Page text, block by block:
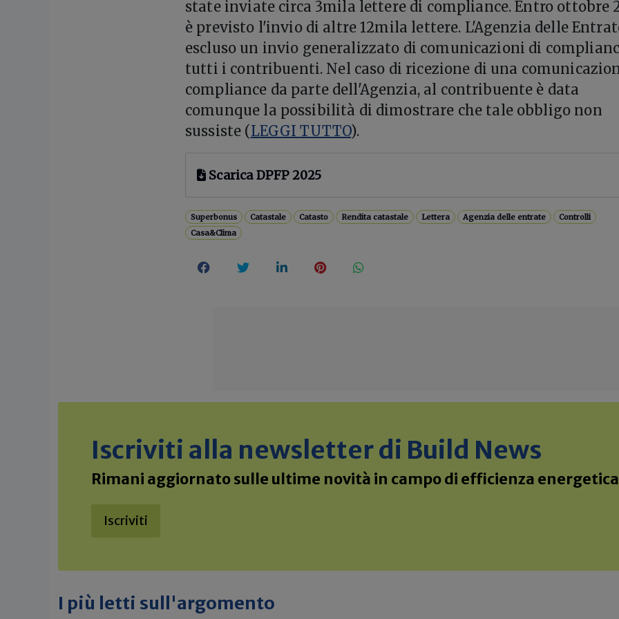
state inviate circa 3mila lettere di compliance. Entro ottobre
è previsto l'invio di altre 12mila lettere. L'Agenzia delle
escluso un invio generalizzato di comunicazioni di
tutti i contribuenti. Nel caso di ricezione di una
compliance da parte dell'Agenzia, al contribuente è data
comunque la possibilità di dimostrare che tale obbligo non
sussiste (LEGGI TUTTO).
Scarica DPFP 2025
Superbonus Catastale Catasto Rendita catastale Lettera Agenzia delle entrate
Controlli
Casa&Clima
Iscriviti alla newsletter di Build News
Rimani aggiornato sulle ultime novità in campo di efficienza
Iscriviti
I più letti sull'argomento